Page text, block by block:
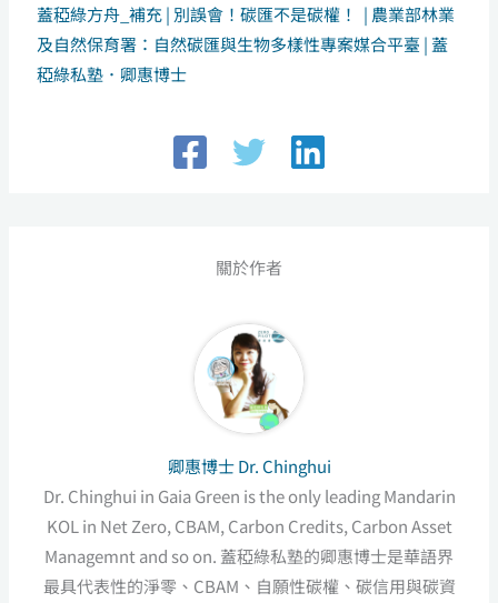
蓋稏綠方舟_補充 | 別誤會！碳匯不是碳權！ | 農業部林業
及自然保育署：自然碳匯與生物多樣性專案媒合平臺 | 蓋
稏綠私塾．卿惠博士
關於作者
卿惠博士 Dr. Chinghui
Dr. Chinghui in Gaia Green is the only leading Mandarin
KOL in Net Zero, CBAM, Carbon Credits, Carbon Asset
Managemnt and so on. 蓋稏綠私塾的卿惠博士是華語界
最具代表性的淨零、CBAM、自願性碳權、碳信用與碳資